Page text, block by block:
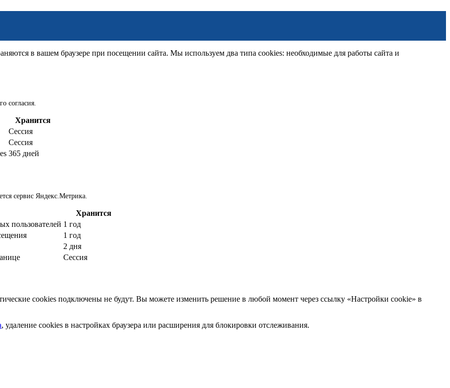
в вашем браузере при посещении сайта. Мы используем два типа cookies: необходимые для работы сайта и
согласия.
Хранится
Сессия
Сессия
365 дней
сервис Яндекс.Метрика.
Хранится
пользователей 1 год
1 год
2 дня
Сессия
cookies подключены не будут. Вы можете изменить решение в любой момент через ссылку «Настройки cookie» в
, удаление cookies в настройках браузера или расширения для блокировки отслеживания.